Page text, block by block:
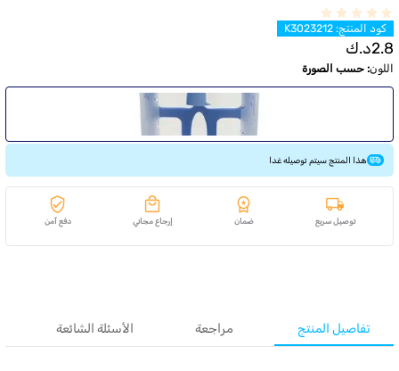
كود المنتج:
K3023212
2.8د.ك
اللون: حسب الصورة
هذا المنتج سيتم توصيله غدا
توصيل سريع ضمان إرجاع مجاني دفع آمن
تفاصيل المنتج مراجعة الأسئلة الشائعة